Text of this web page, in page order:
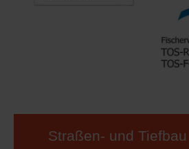
Straßen- und Tiefbau